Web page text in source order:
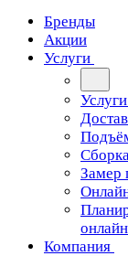
Бренды
Акции
Услуги
Услуги
Замер
онлайн
Компания